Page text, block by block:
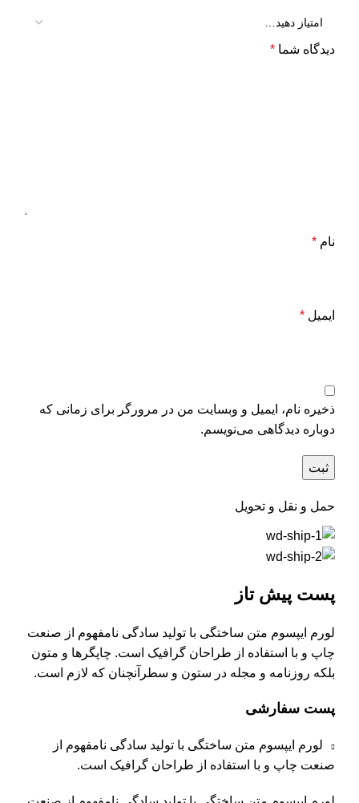
دیدگاه شما *
نام *
ایمیل *
ذخیره نام، ایمیل و وبسایت من در مرورگر برای زمانی که
دوباره دیدگاهی می‌نویسم.
حمل و نقل و تحویل
پست پیش تاز
لورم ایپسوم متن ساختگی با تولید سادگی نامفهوم از صنعت
چاپ و با استفاده از طراحان گرافیک است. چاپگرها و متون
بلکه روزنامه و مجله در ستون و سطرآنچنان که لازم است.
پست سفارشی
لورم ایپسوم متن ساختگی با تولید سادگی نامفهوم از
صنعت چاپ و با استفاده از طراحان گرافیک است.